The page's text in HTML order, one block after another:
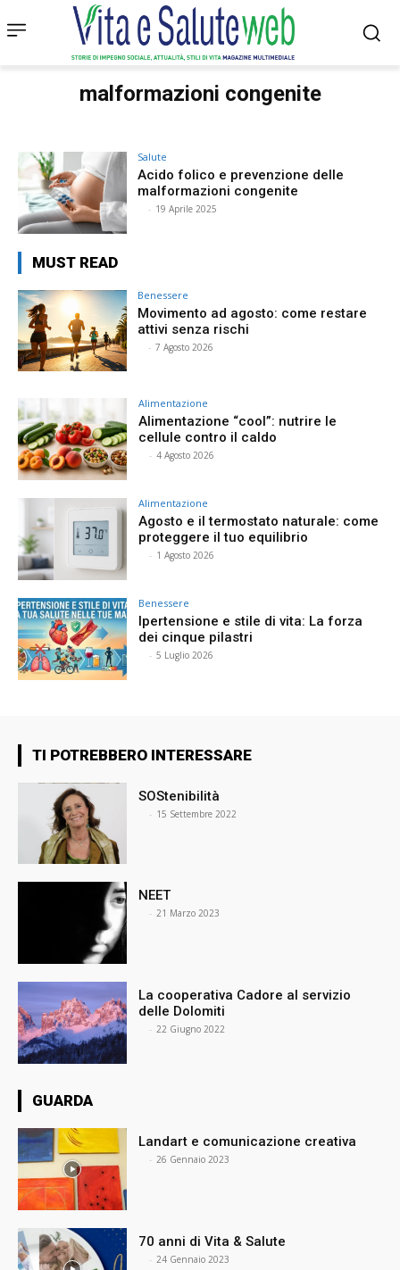
malformazioni congenite
Salute
Acido folico e prevenzione delle
malformazioni congenite
- 19 Aprile 2025
MUST READ
Benessere
Movimento ad agosto: come restare
attivi senza rischi
- 7 Agosto 2026
Alimentazione
Alimentazione “cool”: nutrire le
cellule contro il caldo
- 4 Agosto 2026
Alimentazione
Agosto e il termostato naturale: come
proteggere il tuo equilibrio
- 1 Agosto 2026
Benessere
Ipertensione e stile di vita: La forza
dei cinque pilastri
- 5 Luglio 2026
TI POTREBBERO INTERESSARE
SOStenibilità
- 15 Settembre 2022
NEET
- 21 Marzo 2023
La cooperativa Cadore al servizio
delle Dolomiti
- 22 Giugno 2022
GUARDA
Landart e comunicazione creativa
- 26 Gennaio 2023
70 anni di Vita & Salute
- 24 Gennaio 2023